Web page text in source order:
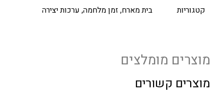
קטגוריות
בית מארח, זמן מלחמה, ערכות יצירה
מוצרים מומלצים
מוצרים קשורים